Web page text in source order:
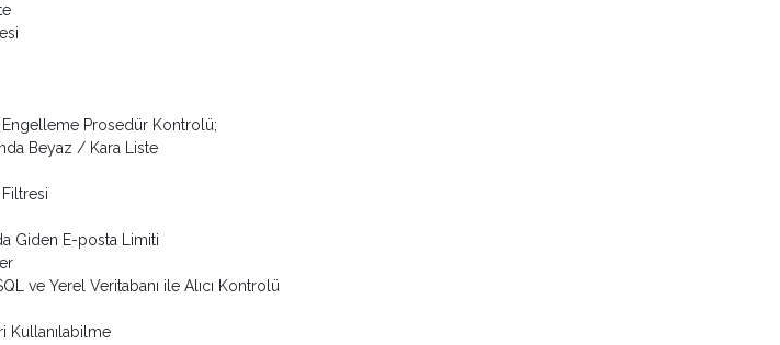
Prosedür Kontrolü;
Beyaz / Kara Liste
Giden E-posta Limiti
ve Yerel Veritabanı ile Alıcı Kontrolü
Kullanılabilme